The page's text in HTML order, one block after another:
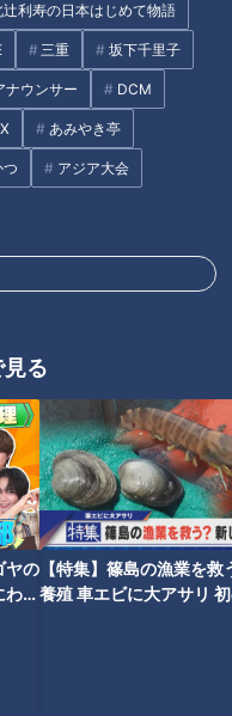
辻利寿の日本はじめて物語
三重 坂下千里子
ナウンサー DCM
あみやき亭
つ アジア大会
る
ヤの
実
【特集】篠島の漁業を救
養殖 車エビに大アサリ
テレビ
は外野一本」と構想を語
に出演した際に「ライト
。しかし、開幕直後の
頭に岡林勇希選手や鵜飼
根尾選手のスタメン出場
を模索した立浪監督はシ
実行されるも、二軍戦で
いた。外野か、内野か、
醸しながら、ついに５月